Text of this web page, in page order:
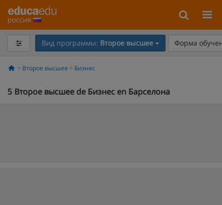
россия
Вид программы: Второе высшее Форма
Второе высшее Бизнес
5 Второе высшее de Бизнес en Барселона